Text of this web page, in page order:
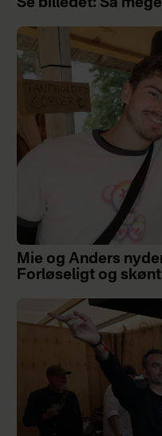
Se billedet: Så
Mie og Anders
Forløseligt og skønt